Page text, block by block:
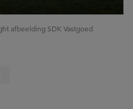
afbeelding SDK Vastgoed